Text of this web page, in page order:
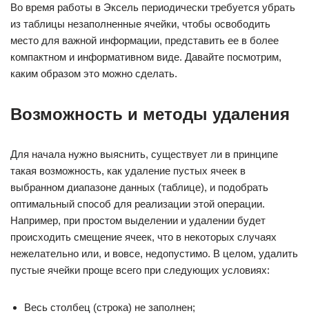
Во время работы в Эксель периодически требуется убрать
из таблицы незаполненные ячейки, чтобы освободить
место для важной информации, представить ее в более
компактном и информативном виде. Давайте посмотрим,
каким образом это можно сделать.
Возможность и методы удаления
Для начала нужно выяснить, существует ли в принципе
такая возможность, как удаление пустых ячеек в
выбранном диапазоне данных (таблице), и подобрать
оптимальный способ для реализации этой операции.
Например, при простом выделении и удалении будет
происходить смещение ячеек, что в некоторых случаях
нежелательно или, и вовсе, недопустимо. В целом, удалить
пустые ячейки проще всего при следующих условиях:
Весь столбец (строка) не заполнен;